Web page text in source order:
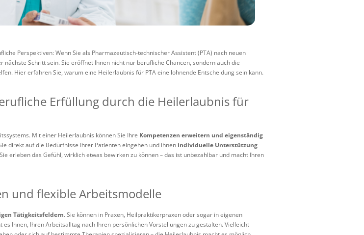
Perspektiven: Wenn Sie als Pharmazeutisch-technischer Assistent (PTA) nach neuen
Schritt sein. Sie eröffnet Ihnen nicht nur berufliche Chancen, sondern auch die
Hier erfahren Sie, warum eine Heilerlaubnis für PTA eine lohnende Entscheidung sein kann.
Erfüllung durch die Heilerlaubnis für
Mit einer Heilerlaubnis können Sie Ihre Kompetenzen erweitern und eigenständig
direkt auf die Bedürfnisse Ihrer Patienten eingehen und ihnen individuelle Unterstützung
erleben das Gefühl, wirklich etwas bewirken zu können – das ist unbezahlbar und macht Ihren
und flexible Arbeitsmodelle
Tätigkeitsfeldern. Sie können in Praxen, Heilpraktikerpraxen oder sogar in eigenen
es Ihnen, Ihren Arbeitsalltag nach Ihren persönlichen Vorstellungen zu gestalten. Vielleicht